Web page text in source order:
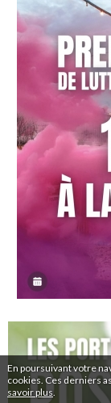
En poursuivant votre
cookies. Ces derniers
savoir plus